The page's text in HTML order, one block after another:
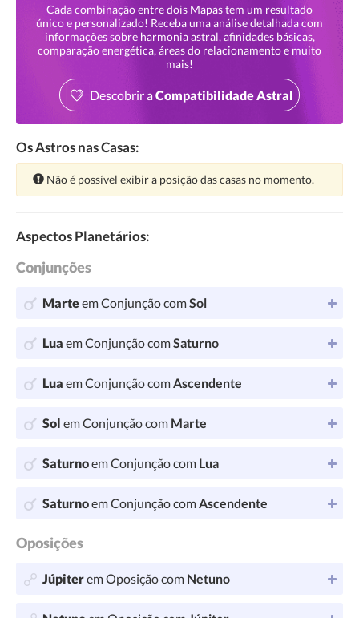
Cada combinação entre dois Mapas tem um resultado
único e personalizado! Receba uma análise detalhada com
informações sobre harmonia astral, afinidades básicas,
comparação energética, áreas do relacionamento e muito
mais!
Descobrir aCompatibilidade Astral
Os Astros nas Casas:
Atenção:
Não é possível exibir a posição das casas no momento.
Aspectos Planetários:
Conjunções
Marteem Conjunção comSol
Lua em Conjunção comSaturno
Lua em Conjunção comAscendente
Sol em Conjunção com Marte
Saturnoem Conjunção com Lua
Saturnoem Conjunção comAscendente
Oposições
Júpiterem Oposição com Netuno